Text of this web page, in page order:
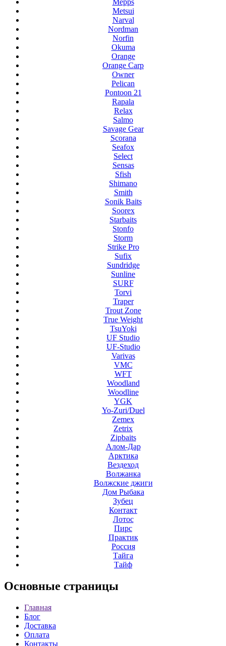
Mepps
Metsui
Narval
Nordman
Norfin
Okuma
Orange
Orange Carp
Owner
Pelican
Pontoon 21
Rapala
Relax
Salmo
Savage Gear
Scorana
Seafox
Select
Sensas
Sfish
Shimano
Smith
Sonik Baits
Soorex
Starbaits
Stonfo
Storm
Strike Pro
Sufix
Sundridge
Sunline
SURF
Torvi
Traper
Trout Zone
True Weight
TsuYoki
UF Studio
UF-Studio
Varivas
VMC
WFT
Woodland
Woodline
YGK
Yo-Zuri/Duel
Zemex
Zetrix
Zipbaits
Алом-Дар
Арктика
Вездеход
Волжанка
Волжские джиги
Дом Рыбака
Зубец
Контакт
Лотос
Пирс
Практик
Россия
Тайга
Тайф
Основные страницы
Главная
Блог
Доставка
Оплата
Контакты